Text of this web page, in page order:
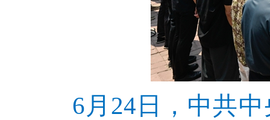
6月24日，中共